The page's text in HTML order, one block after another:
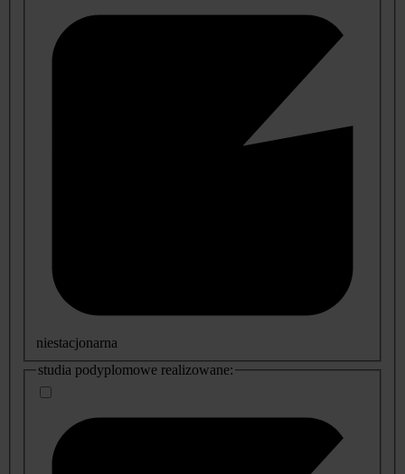
niestacjonarna
studia podyplomowe realizowane: